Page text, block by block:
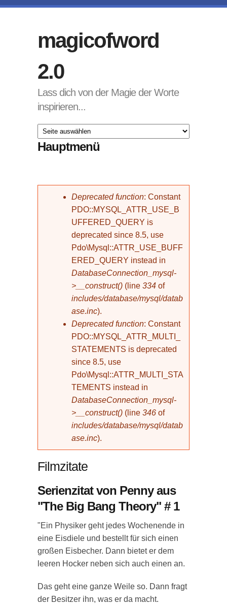
magicofword
2.0
Lass dich von der Magie der Worte
inspirieren...
Hauptmenü
Fehlermeldung
Deprecated function: Constant
PDO::MYSQL_ATTR_USE_B
UFFERED_QUERY is
deprecated since 8.5, use
Pdo\Mysql::ATTR_USE_BUFF
ERED_QUERY instead in
DatabaseConnection_mysql-
>__construct() (line 334 of
includes/database/mysql/datab
ase.inc).
Deprecated function: Constant
PDO::MYSQL_ATTR_MULTI_
STATEMENTS is deprecated
since 8.5, use
Pdo\Mysql::ATTR_MULTI_STA
TEMENTS instead in
DatabaseConnection_mysql-
>__construct() (line 346 of
includes/database/mysql/datab
ase.inc).
Filmzitate
Serienzitat von Penny aus
"The Big Bang Theory" # 1
"Ein Physiker geht jedes Wochenende in
eine Eisdiele und bestellt für sich einen
großen Eisbecher. Dann bietet er dem
leeren Hocker neben sich auch einen an.
Das geht eine ganze Weile so. Dann fragt
der Besitzer ihn, was er da macht.